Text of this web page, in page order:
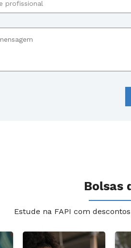
Bolsas
Estude na FAPI com